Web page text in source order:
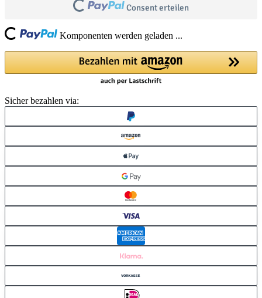
Loading... Consent erteilen
Komponenten werden geladen ...
Sicher bezahlen via: